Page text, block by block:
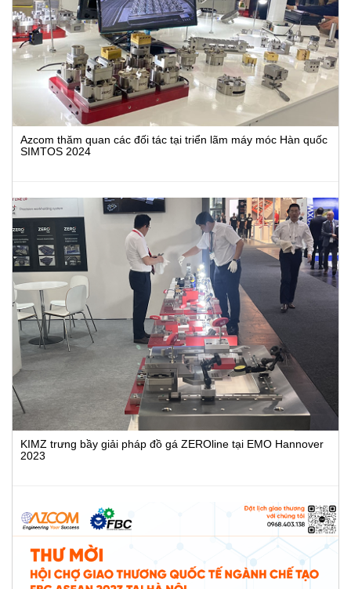
Azcom thăm quan các đối tác tại triển lãm máy móc Hàn quốc
SIMTOS 2024
KIMZ trưng bầy giải pháp đồ gá ZEROline tại EMO Hannover
2023